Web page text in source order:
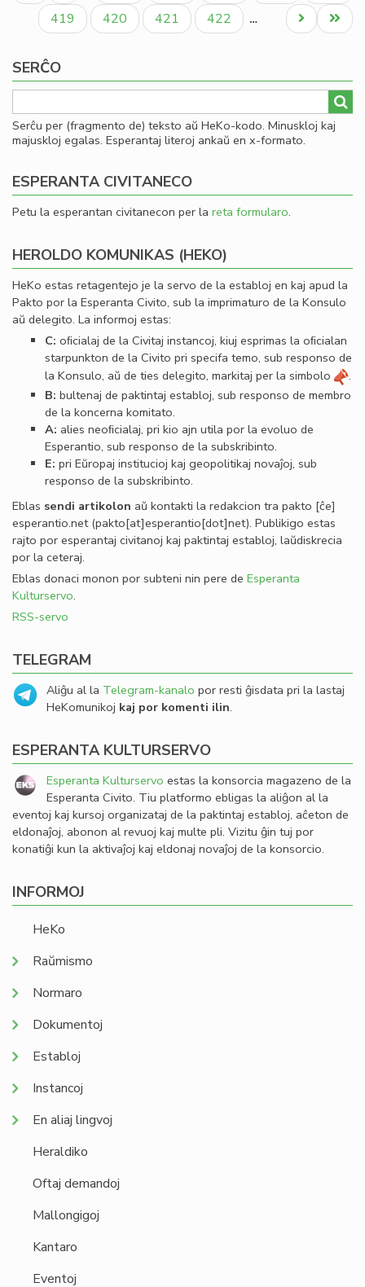
paĝo paĝo
paĝo
Paĝo
419 Paĝo
420 Paĝo
421 Paĝo
422 …
Last
page
Next
page
SERĈO
Serĉu per (fragmento de) teksto aŭ HeKo-kodo. Minuskloj kaj
majuskloj egalas. Esperantaj literoj ankaŭ en x-formato.
ESPERANTA CIVITANECO
Petu la esperantan civitanecon per la reta formularo.
HEROLDO KOMUNIKAS (HEKO)
HeKo estas retagentejo je la servo de la establoj en kaj apud la
Pakto por la Esperanta Civito, sub la imprimaturo de la Konsulo
aŭ delegito. La informoj estas:
C: oﬁcialaj de la Civitaj instancoj, kiuj esprimas la oﬁcialan
starpunkton de la Civito pri specifa temo, sub responso de
la Konsulo, aŭ de ties delegito, markitaj per la simbolo
.
B: bultenaj de paktintaj establoj, sub responso de membro
de la koncerna komitato.
A: alies neoﬁcialaj, pri kio ajn utila por la evoluo de
Esperantio, sub responso de la subskribinto.
E: pri Eŭropaj institucioj kaj geopolitikaj novaĵoj, sub
responso de la subskribinto.
Eblas sendi artikolon aŭ kontakti la redakcion tra pakto [ĉe]
esperantio.net(pakto[at]esperantio[dot]net). Publikigo estas
rajto por esperantaj civitanoj kaj paktintaj establoj, laŭdiskrecia
por la ceteraj.
Eblas donaci monon por subteni nin pere de Esperanta
Kulturservo.
RSS-servo
TELEGRAM
Aliĝu al la Telegram-kanalo por resti ĝisdata pri la lastaj
HeKomunikoj kaj por komenti ilin.
ESPERANTA KULTURSERVO
Esperanta Kulturservo estas la konsorcia magazeno de la
Esperanta Civito. Tiu platformo ebligas la aliĝon al la
eventoj kaj kursoj organizataj de la paktintaj establoj, aĉeton de
eldonaĵoj, abonon al revuoj kaj multe pli. Vizitu ĝin tuj por
konatiĝi kun la aktivaĵoj kaj eldonaj novaĵoj de la konsorcio.
INFORMOJ
HeKo
Raŭmismo
Normaro
Dokumentoj
Establoj
Instancoj
En aliaj lingvoj
Heraldiko
Oftaj demandoj
Mallongigoj
Kantaro
Eventoj